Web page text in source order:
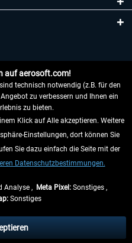
Lieferzeiten für andere Länder
auf aerosoft.com!
technisch notwendig (z.B. für den
zu verbessern und Ihnen ein
zu bieten.
Klick auf Alle akzeptieren. Weitere
Einstellungen, dort können Sie
Sie dazu einfach die Seite mit der
Datenschutzbestimmungen.
Analyse , Meta Pixel:Sonstiges ,
Sonstiges